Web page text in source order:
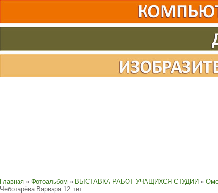
Главная » Фотоальбом » ВЫСТАВКА РАБОТ УЧАЩИХСЯ СТУДИИ »
Чеботарёва Варвара 12 лет